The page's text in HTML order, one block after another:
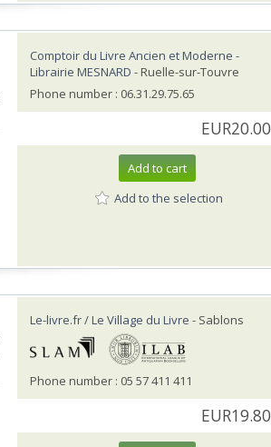
Comptoir du Livre Ancien et Moderne -
Librairie MESNARD - Ruelle-sur-Touvre
Phone number : 06.31.29.75.65
EUR20.00
Add to cart
Add to the selection
Le-livre.fr / Le Village du Livre - Sablons
Phone number : 05 57 411 411
EUR19.80